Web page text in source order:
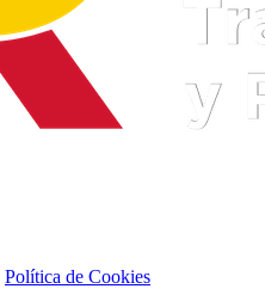
Política de Cookies